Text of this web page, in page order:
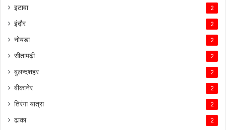
इटावा 2
इंदौर 2
नोयडा 2
सीतामढ़ी 2
बुलन्दशहर 2
बीकानेर 2
तिरंगा यात्रा 2
ढाका 2